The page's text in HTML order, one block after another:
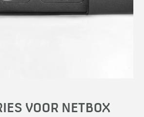
VOOR NETBOX